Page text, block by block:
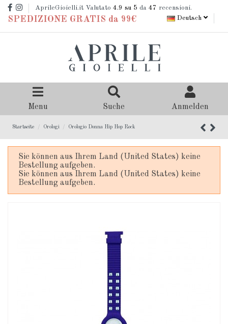
AprileGioielli.it Valutato 4.9 su 5 da 47 recensioni.
SPEDIZIONE GRATIS da 99€ Deutsch
Menu Suche Anmelden
Startseite Orologi Orologio Donna Hip Hop Rock
Sie können aus Ihrem Land (United States) keine
Bestellung aufgeben.
Sie können aus Ihrem Land (United States) keine
Bestellung aufgeben.